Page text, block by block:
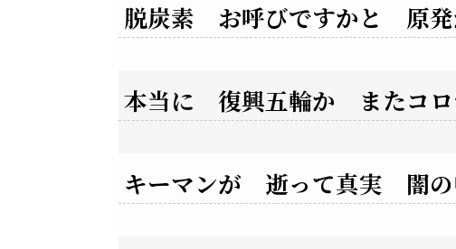
脱炭素 お呼びですかと 原
本当に 復興五輪か またコロ
キーマンが 逝って真実 闇